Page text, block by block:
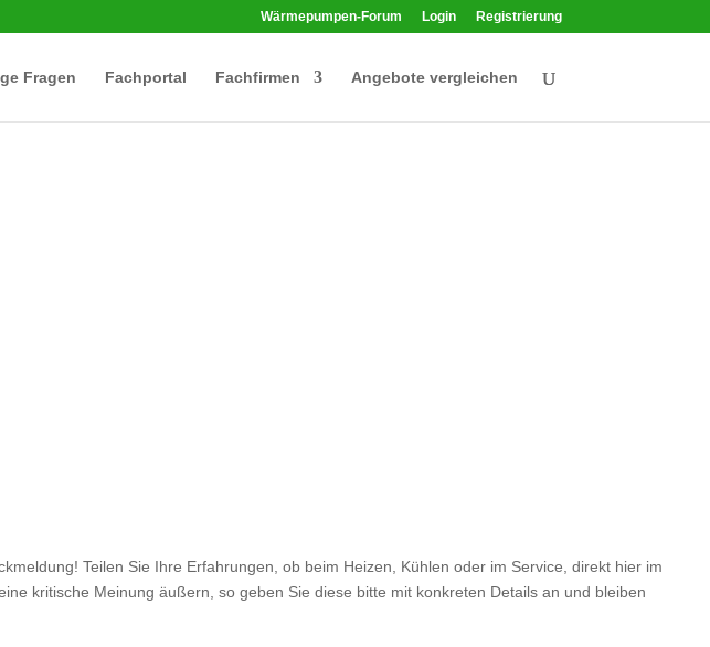
Wärmepumpen-Forum Login Registrierung
Fragen Fachportal Fachfirmen Angebote vergleichen
Teilen Sie Ihre Erfahrungen, ob beim Heizen, Kühlen oder im Service, direkt hier im
kritische Meinung äußern, so geben Sie diese bitte mit konkreten Details an und bleiben